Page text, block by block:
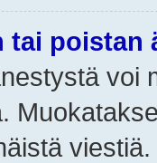
tai poistan
voi